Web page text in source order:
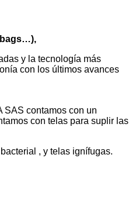
bags…),
y la tecnología más
con los últimos avances
SAS contamos con un
con telas para suplir las
, y telas ignífugas.